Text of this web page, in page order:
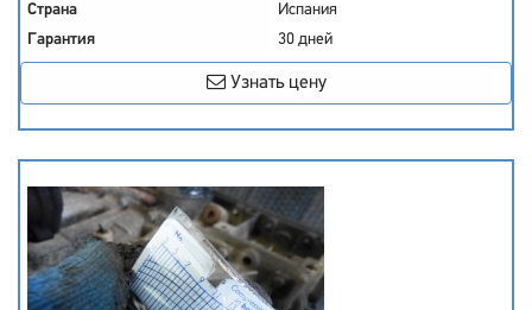
Страна
Испания
Гарантия
30 дней
Узнать цену